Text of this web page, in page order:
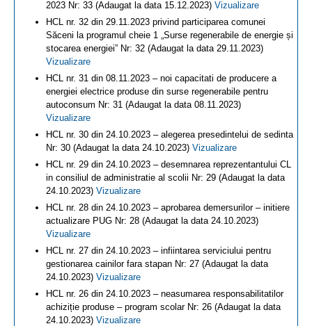
2023 Nr: 33 (Adaugat la data 15.12.2023) Vizualizare
HCL nr. 32 din 29.11.2023 privind participarea comunei
Săceni la programul cheie 1 „Surse regenerabile de energie și
stocarea energiei” Nr: 32 (Adaugat la data 29.11.2023)
Vizualizare
HCL nr. 31 din 08.11.2023 – noi capacitati de producere a
energiei electrice produse din surse regenerabile pentru
autoconsum Nr: 31 (Adaugat la data 08.11.2023)
Vizualizare
HCL nr. 30 din 24.10.2023 – alegerea presedintelui de sedinta
Nr: 30 (Adaugat la data 24.10.2023) Vizualizare
HCL nr. 29 din 24.10.2023 – desemnarea reprezentantului CL
in consiliul de administratie al scolii Nr: 29 (Adaugat la data
24.10.2023) Vizualizare
HCL nr. 28 din 24.10.2023 – aprobarea demersurilor – initiere
actualizare PUG Nr: 28 (Adaugat la data 24.10.2023)
Vizualizare
HCL nr. 27 din 24.10.2023 – infiintarea serviciului pentru
gestionarea cainilor fara stapan Nr: 27 (Adaugat la data
24.10.2023) Vizualizare
HCL nr. 26 din 24.10.2023 – neasumarea responsabilitatilor
achiziție produse – program scolar Nr: 26 (Adaugat la data
24.10.2023) Vizualizare